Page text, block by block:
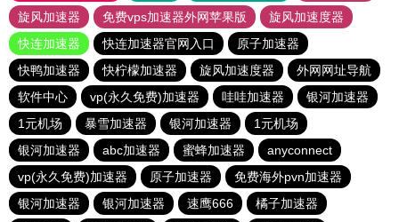
旋风加速器
免费vps加速器外网苹果版
旋风加速度器
快连加速器
快连加速器官网入口
原子加速器
快鸭加速器
快柠檬加速器 旋风加速度器
外网网址导航
软件中心
vp(永久免费)加速器 哇哇加速器
银河加速器
1元机场
暴雪加速器 银河加速器
1元机场
银河加速器
abc加速器 蜜蜂加速器
anyconnect
vp(永久免费)加速器
原子加速器
免费海外pvn加速器
银河加速器
银河加速器 速鹰666
橘子加速器